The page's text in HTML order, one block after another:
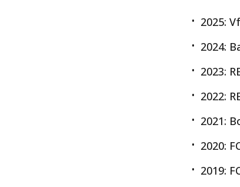
2025:
2024:
2023:
2022:
2021:
2020:
2019: